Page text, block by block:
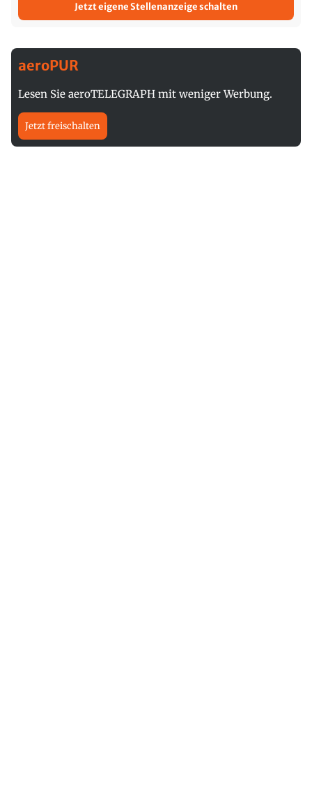
Jetzt eigene Stellenanzeige schalten
aeroPUR
Lesen Sie aeroTELEGRAPH mit weniger Werbung.
Jetzt freischalten